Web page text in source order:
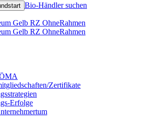
Bio-Händler suchen
Zertifikate
Erfolge